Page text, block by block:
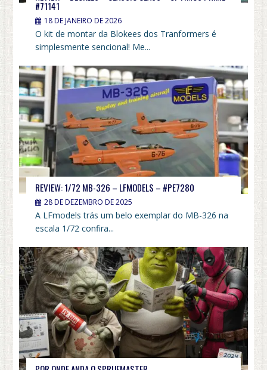
#71141
18 DE JANEIRO DE 2026
O kit de montar da Blokees dos Tranformers é
simplesmente sencional! Me...
REVIEW: 1/72 MB-326 – LFMODELS – #PE7280
28 DE DEZEMBRO DE 2025
A LFmodels trás um belo exemplar do MB-326 na
escala 1/72 confira...